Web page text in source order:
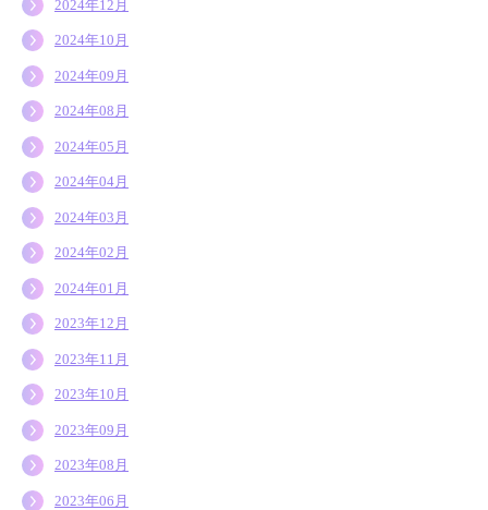
2024年12月
2024年10月
2024年09月
2024年08月
2024年05月
2024年04月
2024年03月
2024年02月
2024年01月
2023年12月
2023年11月
2023年10月
2023年09月
2023年08月
2023年06月